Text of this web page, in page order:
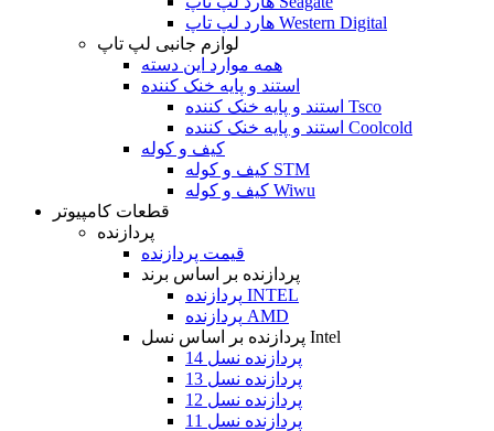
هارد لپ تاپ Western Digital
لوازم جانبی لپ تاپ
همه موارد این دسته
استند و پایه خنک کننده
استند و پایه خنک کننده Tsco
استند و پایه خنک کننده Coolcold
کیف و کوله
کیف و کوله STM
کیف و کوله Wiwu
قطعات کامپیوتر
پردازنده
قیمت پردازنده
پردازنده بر اساس برند
پردازنده INTEL
پردازنده AMD
پردازنده بر اساس نسل Intel
پردازنده نسل 14
پردازنده نسل 13
پردازنده نسل 12
پردازنده نسل 11